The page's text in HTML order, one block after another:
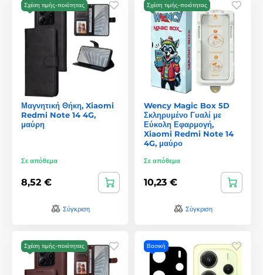
Σχέση τιμής-ποιότητας
Μαγνητική Θήκη, Xiaomi
Redmi Note 14 4G,
μαύρη
Σε απόθεμα
8,52 €
Σύγκριση
Σχέση τιμής-ποιότητας
Wency Magic Box 5D
Σκληρυμένο Γυαλί με
Εύκολη Εφαρμογή,
Xiaomi Redmi Note 14
4G, μαύρο
Σε απόθεμα
10,23 €
Σύγκριση
Σχέση τιμής-ποιότητας Βασική